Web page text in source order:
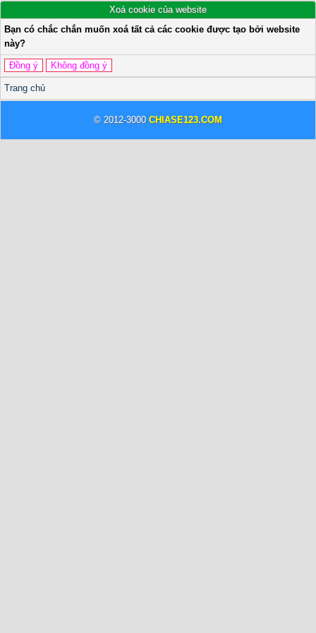
Xoá cookie của website
Bạn có chắc chắn muốn xoá tất cả các cookie được tạo bởi website
này?
Trang chủ
© 2012-3000 CHIASE123.COM